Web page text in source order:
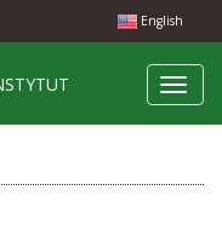
English